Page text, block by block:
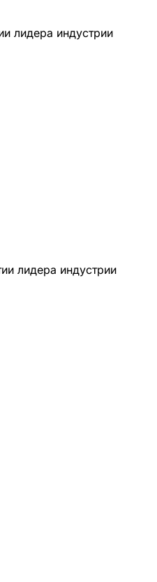
лидера индустрии
лидера индустрии